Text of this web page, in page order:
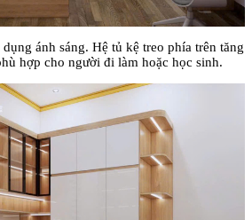
ánh sáng. Hệ tủ kệ treo phía trên tăng
hợp cho người đi làm hoặc học sinh.